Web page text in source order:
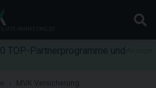
TOP-Partnerprogramme und